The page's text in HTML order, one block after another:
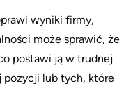
wyniki firmy,
może sprawić, że
postawi ją w trudnej
pozycji lub tych, które